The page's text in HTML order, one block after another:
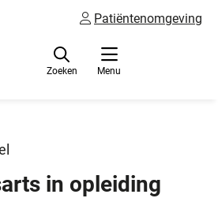
Patiëntenomgeving
Menu
Zoeken
in opleiding